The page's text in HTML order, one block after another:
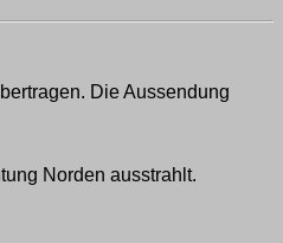
Die Aussendung
Norden ausstrahlt.